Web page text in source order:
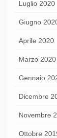
Luglio 2020
Giugno
Aprile 2020
Marzo 2020
Gennaio
Dicembre
Novembre
Ottobre